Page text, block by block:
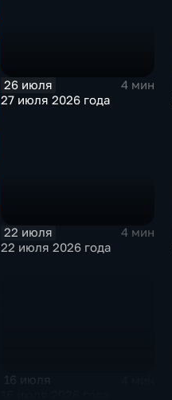
26 июля
4 мин
27 июля 2026 года
22 июля
4 мин
22 июля 2026 года
16 июля